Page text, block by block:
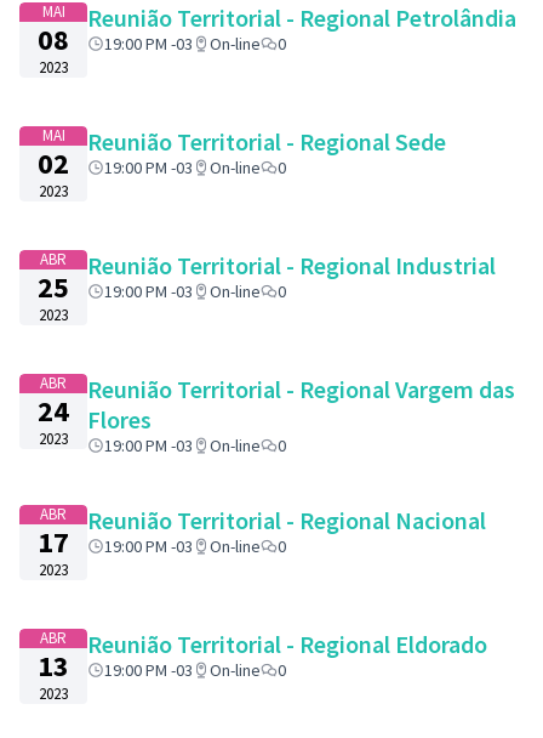
MAI
08
2023
Reunião Territorial - Regional Petrolândia
19:00 PM -03 On-line 0
MAI
02
2023
Reunião Territorial - Regional Sede
19:00 PM -03 On-line 0
ABR
25
2023
Reunião Territorial - Regional Industrial
19:00 PM -03 On-line 0
ABR
24
2023
Reunião Territorial - Regional Vargem das
Flores
19:00 PM -03 On-line 0
ABR
17
2023
Reunião Territorial - Regional Nacional
19:00 PM -03 On-line 0
ABR
13
2023
Reunião Territorial - Regional Eldorado
19:00 PM -03 On-line 0